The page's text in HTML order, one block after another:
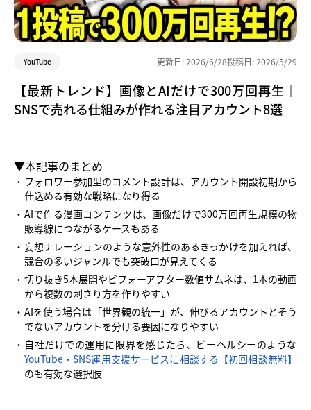
YouTube 更新日:2026/6/28投稿日:2026/5/29
【最新トレンド】画像とAIだけで300万回再生｜
SNSで売れる仕組みが作れる注目アカウント8選
▼本記事のまとめ
フォロワー参加型のコメント設計は、アカウント開設初期から
仕込める有効な戦略になり得る
AIで作る漫画コンテンツは、画像だけで300万回再生規模の物
販導線につながるケースもある
妄想ナレーションのような意外性のあるきっかけを加えれば、
競合の多いジャンルでも突破口が見えてくる
切り抜き5本展開やビフォーアフター数値サムネは、1本の動画
から複数の刺さり方を作りやすい
AIを使う場合は「世界観の統一」が、伸びるアカウントとそう
でないアカウントを分ける要因になりやすい
自社だけでの運用に限界を感じたら、ビーヘルシーのような
YouTube・SNS運用支援サービスに相談する【初回相談無料】
のも有効な選択肢